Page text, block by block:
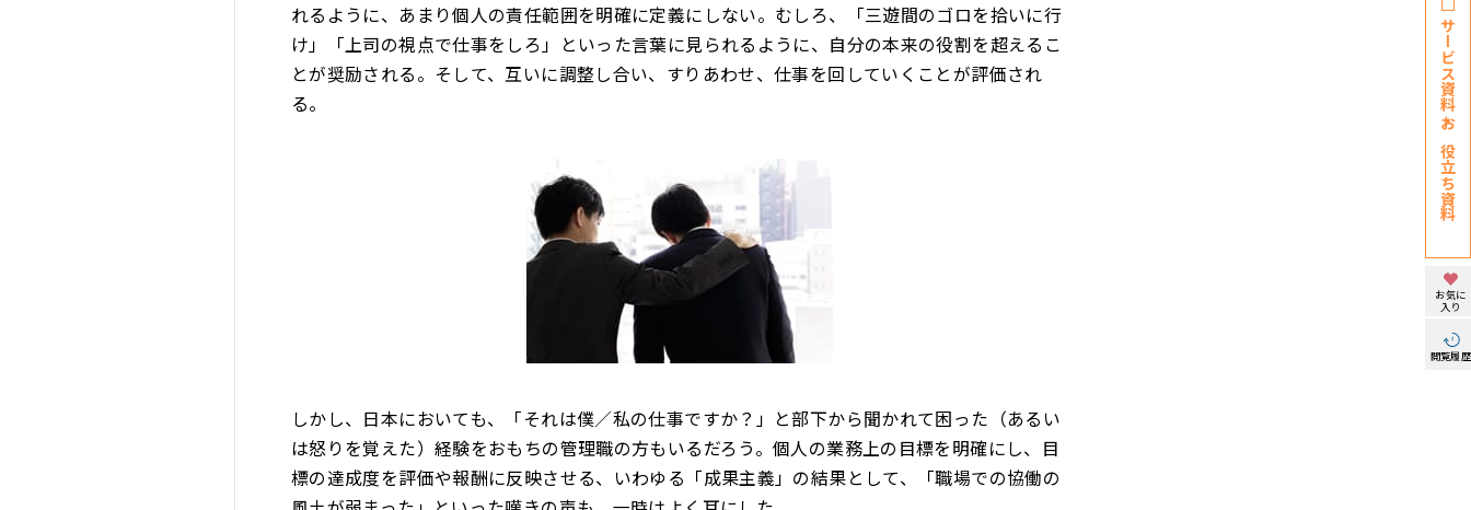
れるように、あまり個人の責任範囲を明確に定義にしない。むしろ、「三遊間のゴロを拾いに行
け」「上司の視点で仕事をしろ」といった言葉に見られるように、自分の本来の役割を超えるこ
とが奨励される。そして、互いに調整し合い、すりあわせ、仕事を回していくことが評価され
る。
しかし、日本においても、「それは僕／私の仕事ですか？」と部下から聞かれて困った（あるい
は怒りを覚えた）経験をおもちの管理職の方もいるだろう。個人の業務上の目標を明確にし、目
標の達成度を評価や報酬に反映させる、いわゆる「成果主義」の結果として、「職場での協働の
サービス資料・
お役立ち資料
お気に
入り
閲覧履歴